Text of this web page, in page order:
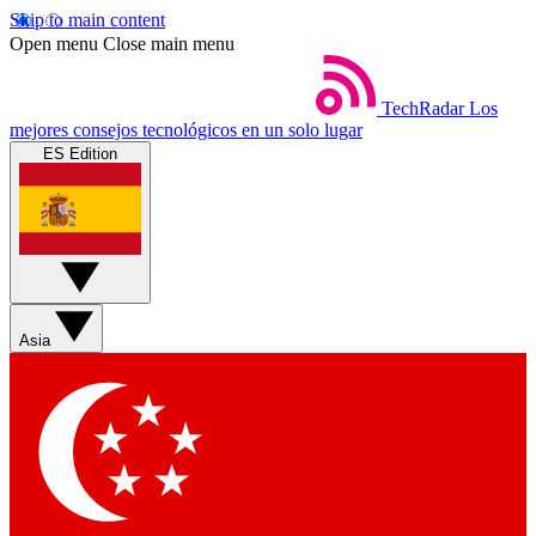
Skip to main content
Open menu Close main menu
TechRadar Los
mejores consejos tecnológicos en un solo lugar
ES Edition
Asia